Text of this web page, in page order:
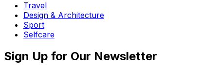
Travel
Design & Architecture
Sport
Selfcare
Sign Up for Our Newsletter